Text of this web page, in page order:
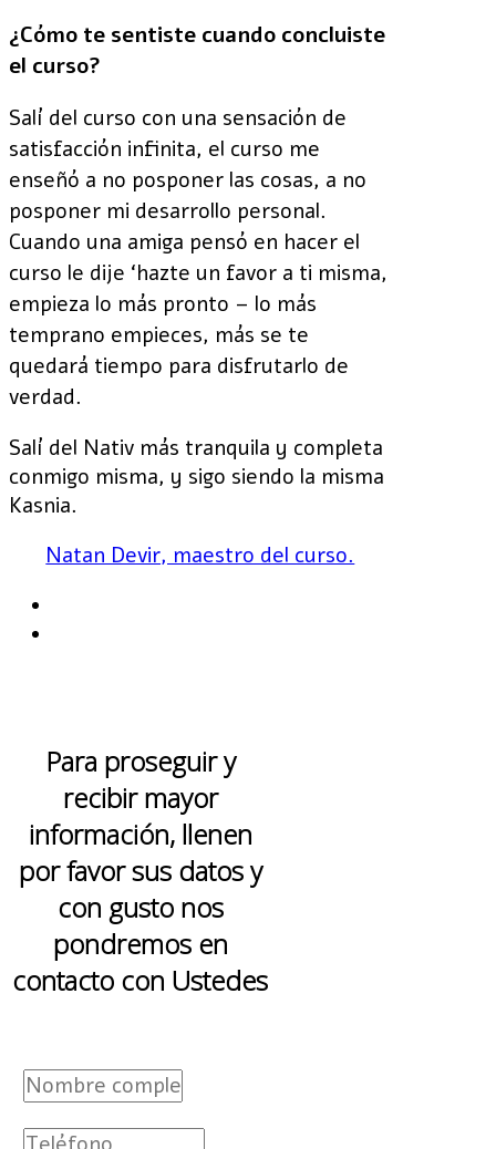
¿Cómo te sentiste cuando concluiste
el curso?
Salí del curso con una sensación de
satisfacción infinita, el curso me
enseñó a no posponer las cosas, a no
posponer mi desarrollo personal.
Cuando una amiga pensó en hacer el
curso le dije ‘hazte un favor a ti misma,
empieza lo más pronto – lo más
temprano empieces, más se te
quedará tiempo para disfrutarlo de
verdad.
Salí del Nativ más tranquila y completa
conmigo misma, y sigo siendo la misma
Kasnia.
Natan Devir, maestro del curso.
Para proseguir y
recibir mayor
información, llenen
por favor sus datos y
con gusto nos
pondremos en
contacto con Ustedes